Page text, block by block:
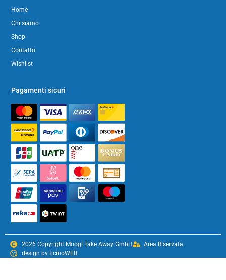
Home
Chi siamo
Shop
Contatto
Wishlist
Pagamenti sicuri
2026 Copyright Moogi Take Away GmbH
Area Riservata
design by ticinoWEB